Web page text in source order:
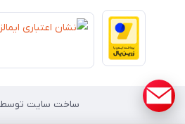
ساخت سایت توسط